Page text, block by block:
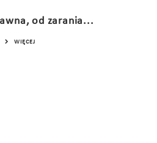
od zarania...
WIĘCEJ